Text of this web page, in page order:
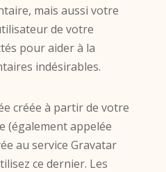
mais aussi votre
de votre
pour aider à la
indésirables.
créée à partir de votre
(également appelée
au service Gravatar
ce dernier. Les